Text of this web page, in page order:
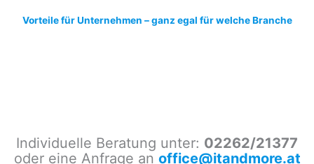
Vorteile für Unternehmen – ganz egal für welche Branche
Individuelle Beratung unter: 02262/21377
oder eine Anfrage an office@itandmore.at